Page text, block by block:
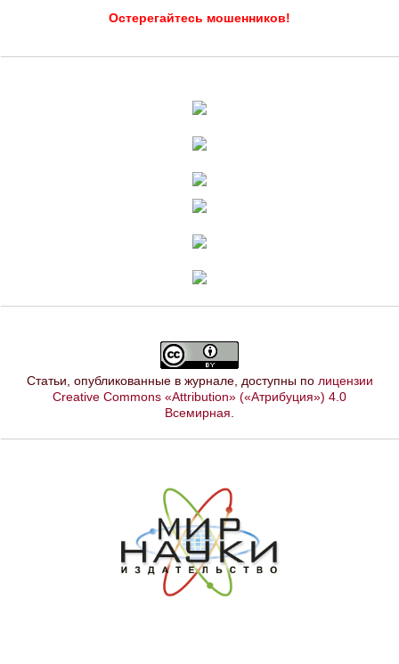
Остерегайтесь мошенников!
Статьи, опубликованные в журнале, доступны по лицензии
Creative Commons «Attribution» («Атрибуция») 4.0
Всемирная